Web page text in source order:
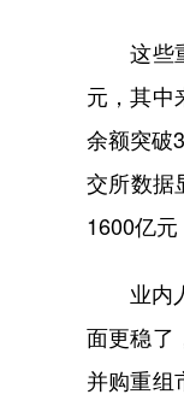
这些重
元，其中
余额突破
交所数据
1600亿元
业内人
面更稳了
并购重组